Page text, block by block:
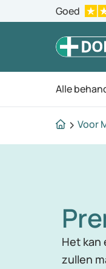
Goed
Alle
Voor
Het kan
zullen